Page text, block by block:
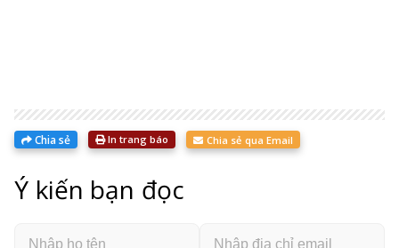
Chia sẻ In trang báo Chia sẻ qua Email
Ý kiến bạn đọc